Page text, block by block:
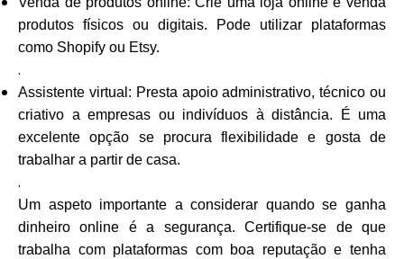
produtos físicos ou digitais. Pode utilizar plataformas
como Shopify ou Etsy.
.
Assistente virtual: Presta apoio administrativo, técnico ou
criativo a empresas ou indivíduos à distância. É uma
excelente opção se procura flexibilidade e gosta de
trabalhar a partir de casa.
.
Um aspeto importante a considerar quando se ganha
dinheiro online é a segurança. Certifique-se de que
trabalha com plataformas com boa reputação e tenha